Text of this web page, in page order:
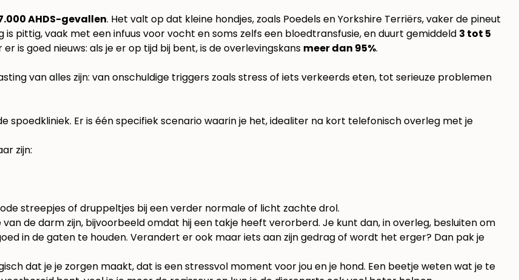
AHDS-gevallen. Het valt op dat kleine hondjes, zoals Poedels en Yorkshire Terriërs, vaker de pineut
is pittig, vaak met een infuus voor vocht en soms zelfs een bloedtransfusie, en duurt gemiddeld 3 tot 5
is goed nieuws: als je er op tijd bij bent, is de overlevingskans meer dan 95%.
van alles zijn: van onschuldige triggers zoals stress of iets verkeerds eten, tot serieuze problemen
Er is één specifiek scenario waarin je het, idealiter na kort telefonisch overleg met je
zijn:
streepjes of druppeltjes bij een verder normale of licht zachte drol.
de darm zijn, bijvoorbeeld omdat hij een takje heeft verorberd. Je kunt dan, in overleg, besluiten om
in de gaten te houden. Verandert er ook maar iets aan zijn gedrag of wordt het erger? Dan pak je
dat je je zorgen maakt, dat is een stressvol moment voor jou en je hond. Een beetje weten wat je te